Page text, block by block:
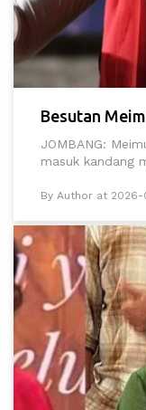
Besutan
JOMBANG:
masuk kandang
By Author at 2026-